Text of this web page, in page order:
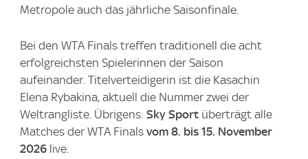
Metropole auch das jährliche Saisonfinale.
Bei den WTA Finals treffen traditionell die acht
erfolgreichsten Spielerinnen der Saison
aufeinander. Titelverteidigerin ist die Kasachin
Elena Rybakina, aktuell die Nummer zwei der
Weltrangliste. Übrigens: Sky Sport überträgt alle
Matches der WTA Finals vom 8. bis 15. November
2026 live.